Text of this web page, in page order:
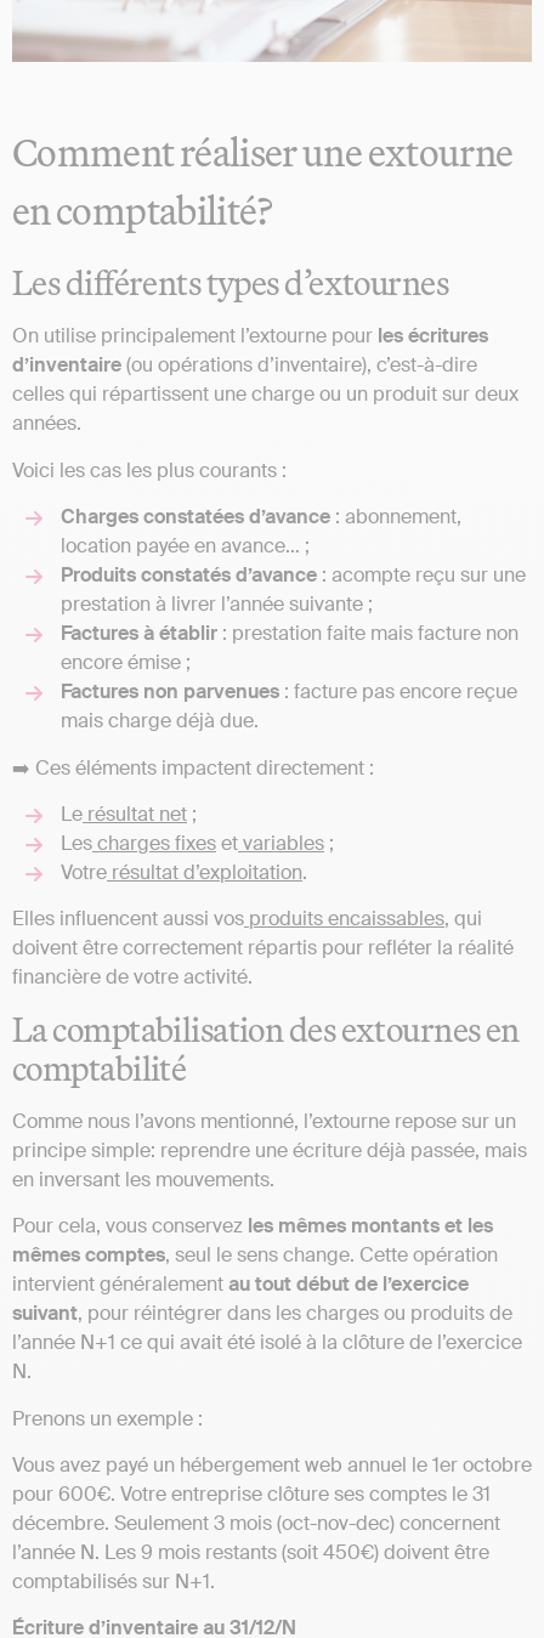
Comment réaliser une extourne
en comptabilité?
Les différents types d’extournes
On utilise principalement l’extourne pour les écritures
d’inventaire(ou opérations d’inventaire), c’est-à-dire
celles qui répartissent une charge ou un produit sur deux
années.
Voici les cas les plus courants :
Charges constatées d’avance : abonnement,
location payée en avance… ;
Produits constatés d’avance : acompte reçu sur une
prestation à livrer l’année suivante ;
Factures à établir : prestation faite mais facture non
encore émise ;
Factures non parvenues : facture pas encore reçue
mais charge déjà due.
➡️ Ces éléments impactent directement :
Le résultat net ;
Lescharges fixesetvariables ;
Votre résultat d’exploitation.
Elles influencent aussi vos produits encaissables, qui
doivent être correctement répartis pour refléter la réalité
financière de votre activité.
La comptabilisation des extournes en
comptabilité
Comme nous l’avons mentionné, l’extourne repose sur un
principe simple: reprendre une écriture déjà passée, mais
en inversant les mouvements.
Pour cela, vous conservez les mêmes montants et les
mêmes comptes, seul le sens change. Cette opération
intervient généralementau tout début de l’exercice
suivant, pour réintégrer dans les charges ou produits de
l’année N+1 ce qui avait été isolé à la clôture de l’exercice
N.
Prenons un exemple :
Vous avez payé un hébergement web annuel le 1er octobre
pour 600€. Votre entreprise clôture ses comptes le 31
décembre. Seulement 3 mois (oct-nov-dec) concernent
l’année N. Les 9 mois restants (soit 450€) doivent être
comptabilisés sur N+1.
Écriture d’inventaire au 31/12/N